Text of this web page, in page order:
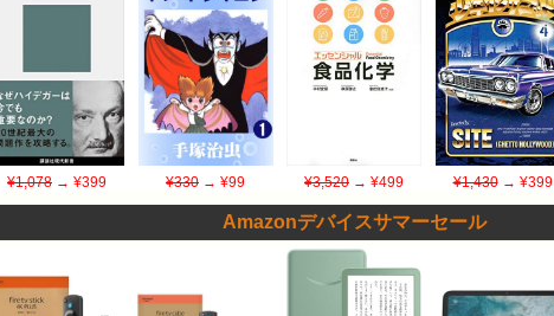
¥1,078 → ¥399 ¥330 → ¥99 ¥3,520 → ¥499 ¥1,430→ ¥399
Amazonデバイスサマーセール